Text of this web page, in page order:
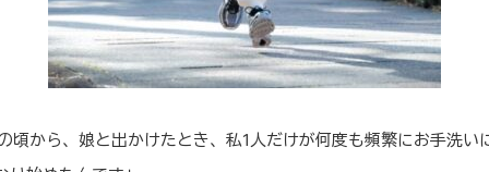
頃から、娘と出かけたとき、私1人だけが何度も頻繁にお手洗い